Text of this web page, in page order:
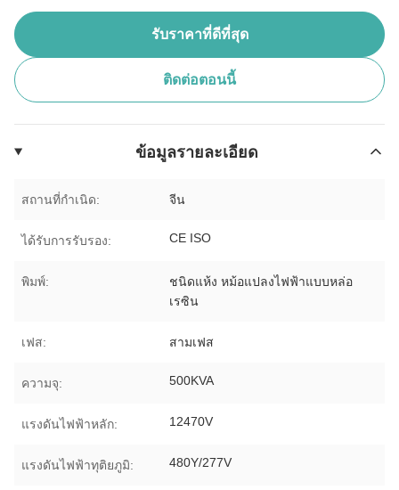
รับราคาที่ดีที่สุด
ติดต่อตอนนี้
ข้อมูลรายละเอียด
สถานที่กำเนิด: จีน
ได้รับการรับรอง: CE ISO
พิมพ์:
ชนิดแห้ง หม้อแปลงไฟฟ้าแบบหล่อ
เรซิน
เฟส: สามเฟส
ความจุ: 500KVA
แรงดันไฟฟ้าหลัก: 12470V
แรงดันไฟฟ้าทุติยภูมิ: 480Y/277V